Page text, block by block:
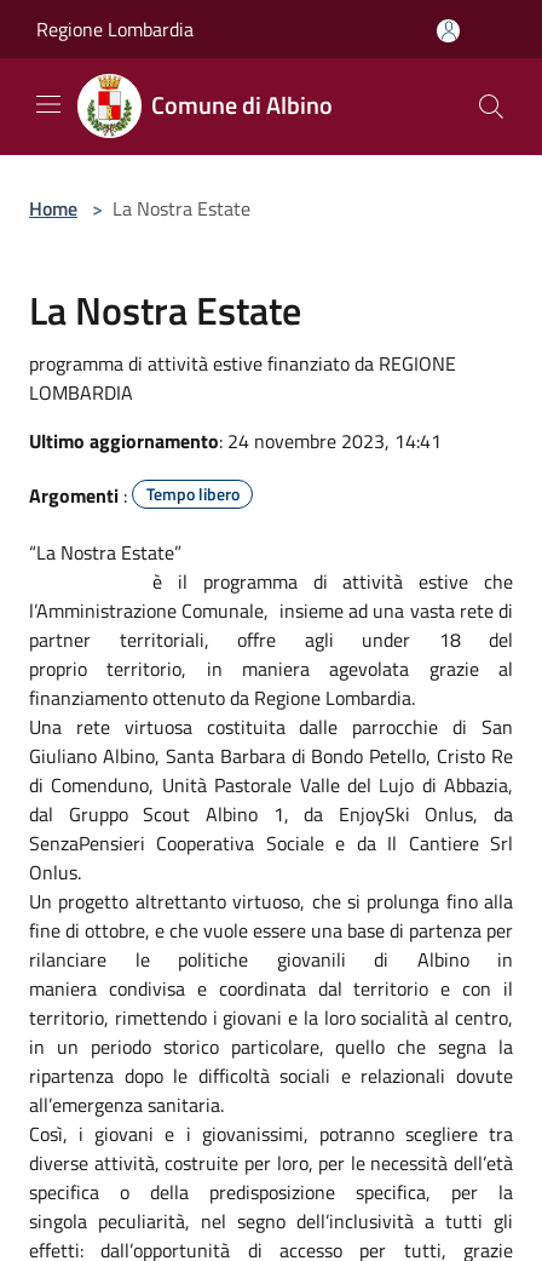
Regione Lombardia
Comune di Albino
Home > La Nostra Estate
La Nostra Estate
programma di attività estive finanziato da REGIONE
LOMBARDIA
Ultimo aggiornamento: 24 novembre 2023, 14:41
Argomenti : Tempo libero
“La Nostra Estate”
è il programma di attività estive che
l’Amministrazione Comunale, insieme ad una vasta rete di
partner territoriali, offre agli under 18 del
proprio territorio, in maniera agevolata grazie al
finanziamento ottenuto da Regione Lombardia.
Una rete virtuosa costituita dalle parrocchie di San
Giuliano Albino, Santa Barbara di Bondo Petello, Cristo Re
di Comenduno, Unità Pastorale Valle del Lujo di Abbazia,
dal Gruppo Scout Albino 1, da EnjoySki Onlus, da
SenzaPensieri Cooperativa Sociale e da Il Cantiere Srl
Onlus.
Un progetto altrettanto virtuoso, che si prolunga fino alla
fine di ottobre, e che vuole essere una base di partenza per
rilanciare le politiche giovanili di Albino in
maniera condivisa e coordinata dal territorio e con il
territorio, rimettendo i giovani e la loro socialità al centro,
in un periodo storico particolare, quello che segna la
ripartenza dopo le difficoltà sociali e relazionali dovute
all’emergenza sanitaria.
Così, i giovani e i giovanissimi, potranno scegliere tra
diverse attività, costruite per loro, per le necessità dell’età
specifica o della predisposizione specifica, per la
singola peculiarità, nel segno dell’inclusività a tutti gli
effetti: dall’opportunità di accesso per tutti, grazie